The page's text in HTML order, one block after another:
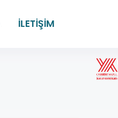
İLETİŞİM